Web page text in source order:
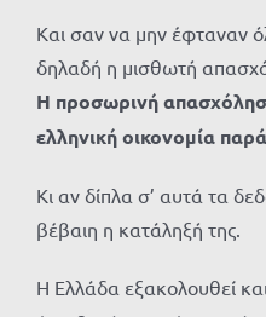
Και σαν να μην έφταναν
δηλαδή η μισθωτή
Η προσωρινή
ελληνική οικονομία
Κι αν δίπλα σ’ αυτά τα
βέβαιη η κατάληξή της.
Η Ελλάδα εξακολουθεί